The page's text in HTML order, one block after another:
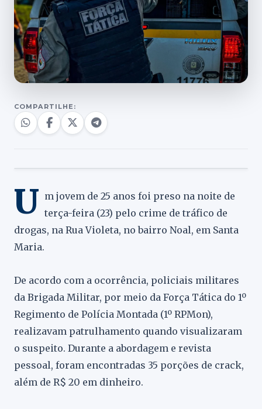
COMPARTILHE:
U m jovem de 25 anos foi preso na noite de
terça-feira (23) pelo crime de tráfico de
drogas, na Rua Violeta, no bairro Noal, em Santa
Maria.
De acordo com a ocorrência, policiais militares
da Brigada Militar, por meio da Força Tática do 1º
Regimento de Polícia Montada (1º RPMon),
realizavam patrulhamento quando visualizaram
o suspeito. Durante a abordagem e revista
pessoal, foram encontradas 35 porções de crack,
além de R$ 20 em dinheiro.